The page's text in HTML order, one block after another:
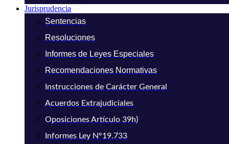
Jurisprudencia
Sentencias
Resoluciones
Informes de Leyes Especiales
Recomendaciones Normativas
Instrucciones de Carácter General
Acuerdos Extrajudiciales
Oposiciones Artículo 39h)
Informes Ley N°19.733